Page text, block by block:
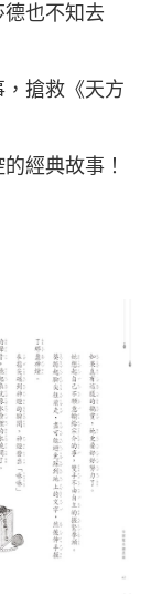
也不知去
搶救《天方
經典故事！